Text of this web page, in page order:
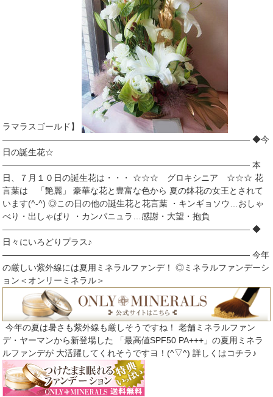
ラマラスゴールド】
――――――――――――――――――――――――――――― ◆今
日の誕生花☆
――――――――――――――――――――――――――――― 本
日、７月１０日の誕生花は・・・ ☆☆☆ グロキシニア ☆☆☆ 花
言葉は 「艶麗」 豪華な花と豊富な色から 夏の鉢花の女王とされて
います(^-^) ◎この日の他の誕生花と花言葉 ・キンギョソウ…おしゃ
べり・出しゃばり ・カンパニュラ…感謝・大望・抱負
――――――――――――――――――――――――――――― ◆
日々にいろどりプラス♪
――――――――――――――――――――――――――――― 今年
の厳しい紫外線には夏用ミネラルファンデ！ ◎ミネラルファンデーシ
ョン＜オンリーミネラル＞
今年の夏は暑さも紫外線も厳しそうですね！ 老舗ミネラルファン
デ・ヤーマンから新登場した 「最高値SPF50 PA+++」の夏用ミネラ
ルファンデが 大活躍してくれそうですヨ！(^▽^) 詳しくはコチラ♪